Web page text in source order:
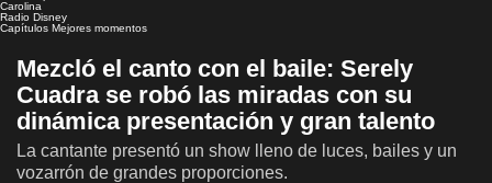
Carolina
Radio Disney
Capítulos Mejores momentos
Mezcló el canto con el baile: Serely
Cuadra se robó las miradas con su
dinámica presentación y gran talento
La cantante presentó un show lleno de luces, bailes y un
vozarrón de grandes proporciones.